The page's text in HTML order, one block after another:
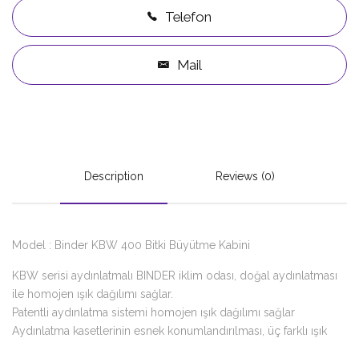
Telefon
Mail
Description Reviews (0)
Model : Binder KBW 400 Bitki Büyütme Kabini
KBW serisi aydınlatmalı BINDER iklim odası, doğal aydınlatması
ile homojen ışık dağılımı sağlar.
Patentli aydınlatma sistemi homojen ışık dağılımı sağlar
Aydınlatma kasetlerinin esnek konumlandırılması, üç farklı ışık